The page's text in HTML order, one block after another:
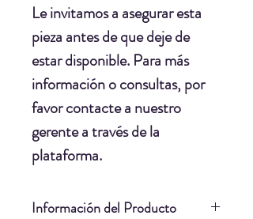
Le invitamos a asegurar esta
pieza antes de que deje de
estar disponible. Para más
información o consultas, por
favor contacte a nuestro
gerente a través de la
plataforma.
Información del Producto